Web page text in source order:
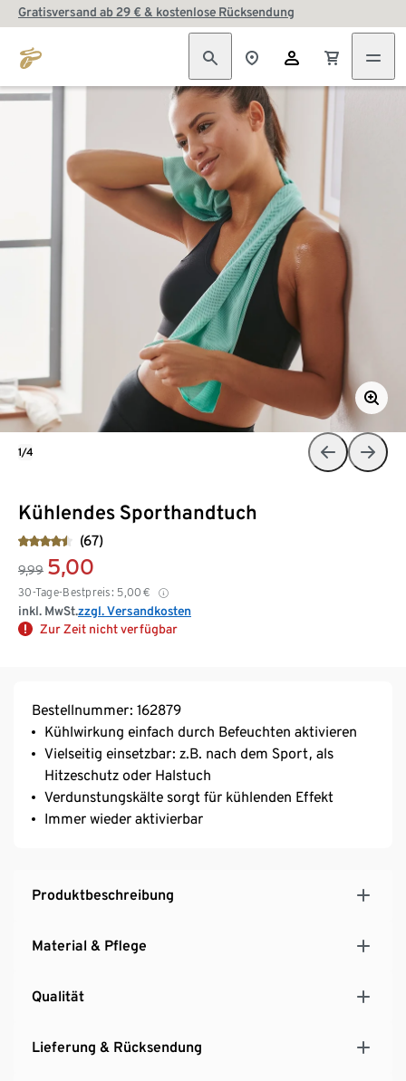
Gratisversand ab 29 € & kostenlose Rücksendung
Kühlendes Sporthandtuch
(67)
9,99 5,00
30-Tage-Bestpreis: 5,00 €
inkl. MwSt.zzgl. Versandkosten
Zur Zeit nicht verfügbar
1/4
Bestellnummer: 162879
Kühlwirkung einfach durch Befeuchten aktivieren
Vielseitig einsetzbar: z.B. nach dem Sport, als
Hitzeschutz oder Halstuch
Verdunstungskälte sorgt für kühlenden Effekt
Immer wieder aktivierbar
Produktbeschreibung
Material & Pflege
Qualität
Lieferung & Rücksendung